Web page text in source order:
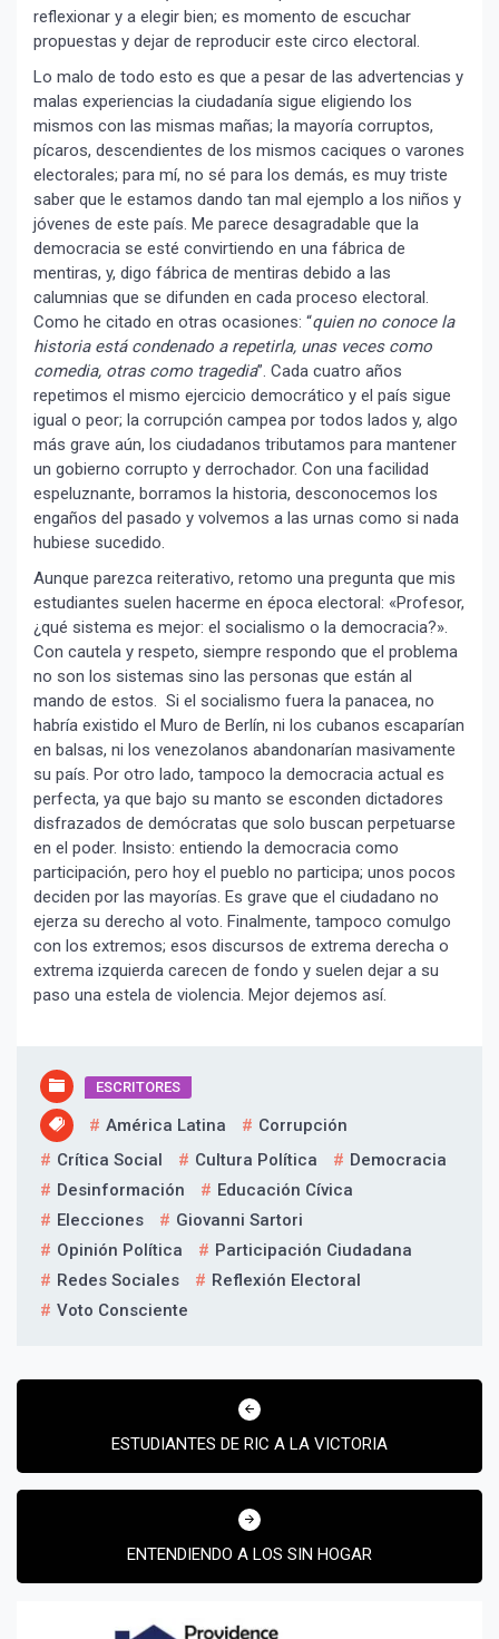
¡Suscríbete y Vive la
Experiencia!
reflexionar y a elegir bien; es momento de escuchar
propuestas y dejar de reproducir este circo electoral.
Lo malo de todo esto es que a pesar de las advertencias y
malas experiencias la ciudadanía sigue eligiendo los
mismos con las mismas mañas; la mayoría corruptos,
pícaros, descendientes de los mismos caciques o varones
electorales; para mí, no sé para los demás, es muy triste
saber que le estamos dando tan mal ejemplo a los niños y
jóvenes de este país. Me parece desagradable que la
democracia se esté convirtiendo en una fábrica de
mentiras, y, digo fábrica de mentiras debido a las
calumnias que se difunden en cada proceso electoral.
Como he citado en otras ocasiones: “quien no conoce la
historia está condenado a repetirla, unas veces como
comedia, otras como tragedia”. Cada cuatro años
repetimos el mismo ejercicio democrático y el país sigue
igual o peor; la corrupción campea por todos lados y, algo
más grave aún, los ciudadanos tributamos para mantener
un gobierno corrupto y derrochador. Con una facilidad
espeluznante, borramos la historia, desconocemos los
engaños del pasado y volvemos a las urnas como si nada
hubiese sucedido.
Aunque parezca reiterativo, retomo una pregunta que mis
estudiantes suelen hacerme en época electoral: «Profesor,
¿qué sistema es mejor: el socialismo o la democracia?».
Con cautela y respeto, siempre respondo que el problema
no son los sistemas sino las personas que están al
mando de estos. Si el socialismo fuera la panacea, no
habría existido el Muro de Berlín, ni los cubanos escaparían
en balsas, ni los venezolanos abandonarían masivamente
su país. Por otro lado, tampoco la democracia actual es
perfecta, ya que bajo su manto se esconden dictadores
disfrazados de demócratas que solo buscan perpetuarse
en el poder. Insisto: entiendo la democracia como
participación, pero hoy el pueblo no participa; unos pocos
deciden por las mayorías. Es grave que el ciudadano no
ejerza su derecho al voto. Finalmente, tampoco comulgo
con los extremos; esos discursos de extrema derecha o
extrema izquierda carecen de fondo y suelen dejar a su
paso una estela de violencia. Mejor dejemos así.
ESCRITORES
América Latina
Corrupción
Crítica Social
Cultura Política
Democracia
Desinformación
Educación Cívica
Elecciones
Giovanni Sartori
Opinión Política
Participación Ciudadana
Redes Sociales
Reflexión Electoral
Voto Consciente
Navegación
entradasESTUDIANTES DE RIC A LA VICTORIA
ENTENDIENDO A LOS SIN HOGAR